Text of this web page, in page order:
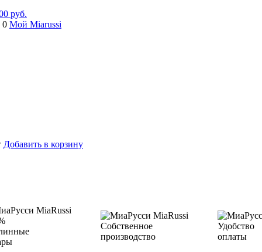
руб.
0 Мой Miarussi
Добавить в корзину
Собственное
производство
Удобство
оплаты